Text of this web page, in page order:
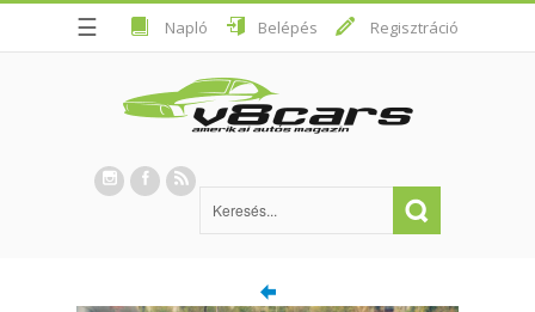
☰ Napló Belépés Regisztráció